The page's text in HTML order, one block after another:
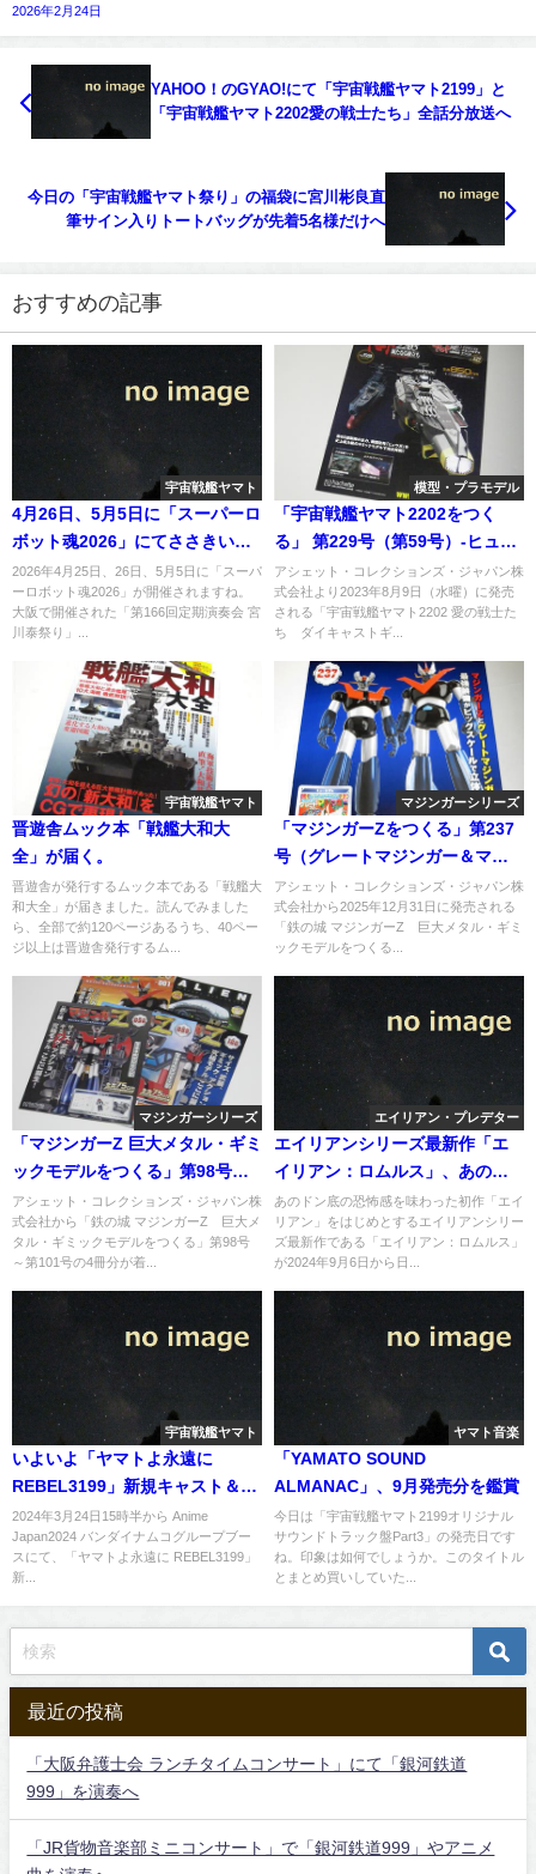
2026年2月24日
YAHOO！のGYAO!にて「宇宙戦艦ヤマト2199」と
「宇宙戦艦ヤマト2202愛の戦士たち」全話分放送へ
今日の「宇宙戦艦ヤマト祭り」の福袋に宮川彬良直
筆サイン入りトートバッグが先着5名様だけへ
おすすめの記事
宇宙戦艦ヤマト
4月26日、5月5日に「スーパーロ
ボット魂2026」にてささきいさ
おさんがご出演、視聴券販売中
2026年4月25日、26日、5月5日に「スーパ
ーロボット魂2026」が開催されますね。
大阪で開催された「第166回定期演奏会 宮
川泰祭り」...
模型・プラモデル
「宇宙戦艦ヤマト2202をつく
る」 第229号（第59号）-ヒュウ
ガ編
アシェット・コレクションズ・ジャパン株
式会社より2023年8月9日（水曜）に発売
される「宇宙戦艦ヤマト2202 愛の戦士た
ち ダイキャストギ...
宇宙戦艦ヤマト
晋遊舎ムック本「戦艦大和大
全」が届く。
晋遊舎が発行するムック本である「戦艦大
和大全」が届きました。読んでみました
ら、全部で約120ページあるうち、40ペー
ジ以上は晋遊舎発行するム...
マジンガーシリーズ
「マジンガーZをつくる」第237
号（グレートマジンガー＆マジ
ンガーZ 最強装備編）
アシェット・コレクションズ・ジャパン株
式会社から2025年12月31日に発売される
「鉄の城 マジンガーZ 巨大メタル・ギミ
ックモデルをつくる...
マジンガーシリーズ
「マジンガーZ 巨大メタル・ギミ
ックモデルをつくる」第98号
（１）
アシェット・コレクションズ・ジャパン株
式会社から「鉄の城 マジンガーZ 巨大メ
タル・ギミックモデルをつくる」第98号
～第101号の4冊分が着...
エイリアン・プレデター
エイリアンシリーズ最新作「エ
イリアン：ロムルス」、あの恐
怖が再び帰ってくる
あのドン底の恐怖感を味わった初作「エイ
リアン」をはじめとするエイリアンシリー
ズ最新作である「エイリアン：ロムルス」
が2024年9月6日から日...
宇宙戦艦ヤマト
いよいよ「ヤマトよ永遠に
REBEL3199」新規キャスト＆キ
ャラクターが明らかに。
2024年3月24日15時半から Anime
Japan2024 バンダイナムコグループブー
スにて、「ヤマトよ永遠に REBEL3199」
新...
ヤマト音楽
「YAMATO SOUND
ALMANAC」、9月発売分を鑑賞
今日は「宇宙戦艦ヤマト2199オリジナル
サウンドトラック盤Part3」の発売日です
ね。印象は如何でしょうか。このタイトル
とまとめ買いしていた...
最近の投稿
「大阪弁護士会 ランチタイムコンサート」にて「銀河鉄道
999」を演奏へ
「JR貨物音楽部ミニコンサート」で「銀河鉄道999」やアニメ